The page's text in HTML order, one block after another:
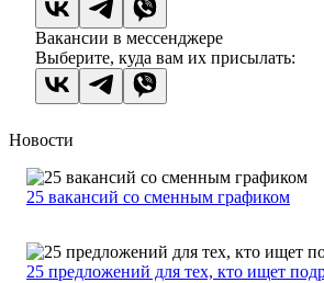
Вакансии в мессенджере
Выберите, куда вам их присылать:
Новости
25 вакансий со сменным графиком
25 предложений для тех, кто ищет